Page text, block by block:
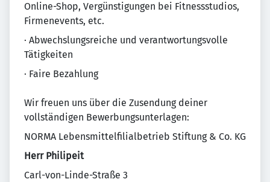
Online-Shop, Vergünstigungen bei Fitnessstudios,
Firmenevents, etc.
· Abwechslungsreiche und verantwortungsvolle
Tätigkeiten
· Faire Bezahlung
Wir freuen uns über die Zusendung deiner
vollständigen Bewerbungsunterlagen:
NORMA Lebensmittelfilialbetrieb Stiftung & Co. KG
Herr Philipeit
Carl-von-Linde-Straße 3